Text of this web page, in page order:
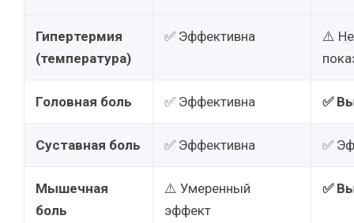
Гипертермия
(температура)
✅ Эффективна
⚠️ Не
Головная боль ✅ Эффективна ✅
Суставная боль ✅ Эффективна ✅
Мышечная
боль
⚠️ Умеренный
эффект
✅